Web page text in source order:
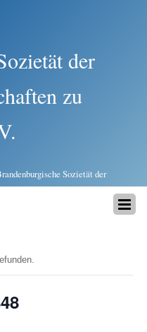
der
zu
Sozietät der